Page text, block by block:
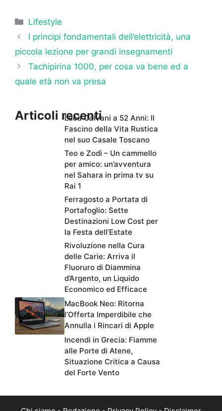
Categorie
Lifestyle
I principi fondamentali dell’elettricità, una
piccola lezione per grandi insegnamenti
Tachipirina 1000, per cosa va bene ed a
quale età non va presa
Articoli recentiLuca Calvani a 52 Anni: Il
Fascino della Vita Rustica
nel suo Casale Toscano
Teo e Zodì – Un cammello
per amico: un’avventura
nel Sahara in prima tv su
Rai 1
Ferragosto a Portata di
Portafoglio: Sette
Destinazioni Low Cost per
la Festa dell’Estate
Rivoluzione nella Cura
delle Carie: Arriva il
Fluoruro di Diammina
d’Argento, un Liquido
Economico ed Efficace
MacBook Neo: Ritorna
l’Offerta Imperdibile che
Annulla i Rincari di Apple
Incendi in Grecia: Fiamme
alle Porte di Atene,
Situazione Critica a Causa
del Forte Vento